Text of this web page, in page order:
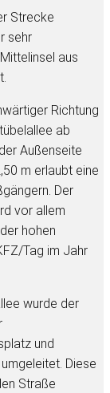
Strecke
sehr
aus
Richtung
ab
Außenseite
m erlaubt eine
Der
vor allem
hohen
Tag im Jahr
wurde der
und
Diese
Straße